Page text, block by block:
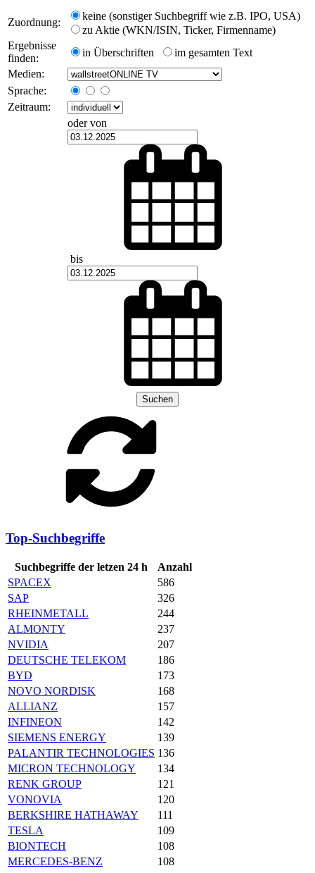
Zuordnung:
keine (sonstiger Suchbegriff wie z.B. IPO, USA)
zu Aktie (WKN/ISIN, Ticker, Firmenname)
Ergebnisse
finden:
in Überschriften
im gesamten Text
Medien:
Sprache:
Zeitraum:
oder von
bis
Suchen
Top-Suchbegriffe
Suchbegriffe der letzen 24 h
Anzahl
SPACEX
586
SAP
326
RHEINMETALL
244
ALMONTY
237
NVIDIA
207
DEUTSCHE TELEKOM
186
BYD
173
NOVO NORDISK
168
ALLIANZ
157
INFINEON
142
SIEMENS ENERGY
139
PALANTIR TECHNOLOGIES 136
MICRON TECHNOLOGY
134
RENK GROUP
121
VONOVIA
120
BERKSHIRE HATHAWAY
111
TESLA
109
BIONTECH
108
MERCEDES-BENZ
108